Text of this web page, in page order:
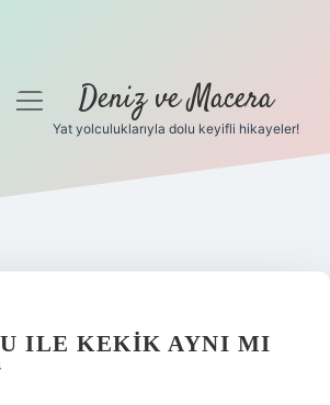
menüyüDeniz ve Macera
Yat yolculuklarıyla dolu keyifli hikayeler!
ILE KEKIK AYNI MI